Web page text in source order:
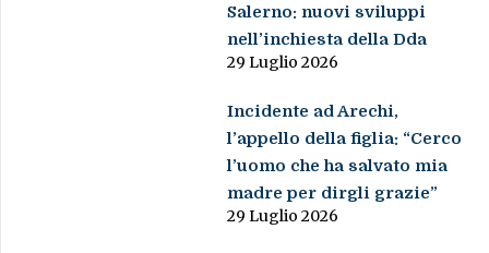
Salerno: nuovi sviluppi
nell’inchiesta della Dda
29 Luglio 2026
Incidente ad Arechi,
l’appello della figlia: “Cerco
l’uomo che ha salvato mia
madre per dirgli grazie”
29 Luglio 2026